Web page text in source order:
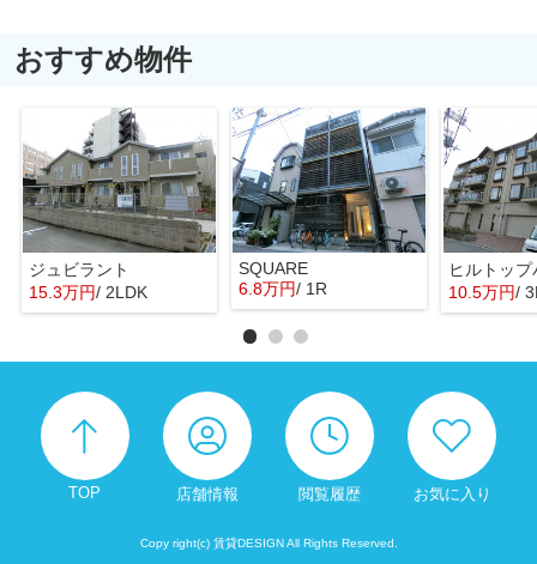
おすすめ物件
ジュビラント
15.3万円/ 2LDK
SQUARE
6.8万円/ 1R
ヒルトップ
10.5万円/
TOP 店舗情報 閲覧履歴 お気に入り
Copy right(c) 賃貸DESIGN All Rights Reserved.